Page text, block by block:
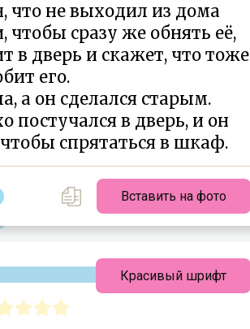
что не выходил из дома
чтобы сразу же обнять её,
в дверь и скажет, что тоже
его.
а он сделался старым.
в дверь, и он
спрятаться в шкаф.
Вставить на фото
Красивый шрифт